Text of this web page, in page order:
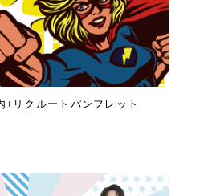
+リクルートパンフレット